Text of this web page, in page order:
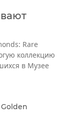
Rare
коллекцию
в Музее